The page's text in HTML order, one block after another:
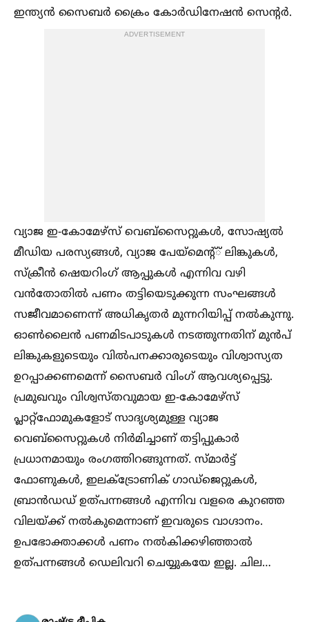
ഇന്ത്യൻ സൈബർ ക്രൈം കോർഡിനേഷൻ സെന്‍റർ.
ADVERTISEMENT
വ്യാജ ഇ-കോമേഴ്‌സ് വെബ്‌സൈറ്റുകള്‍, സോഷ്യല്‍
മീഡിയ പരസ്യങ്ങള്‍, വ്യാജ പേയ്‌മെന്‍റ്് ലിങ്കുകള്‍,
സ്‌ക്രീൻ ഷെയറിംഗ് ആപ്പുകള്‍ എന്നിവ വഴി
വൻതോതില്‍ പണം തട്ടിയെടുക്കുന്ന സംഘങ്ങള്‍
സജീവമാണെന്ന് അധികൃതർ മുന്നറിയിപ്പ് നല്‍കുന്നു.
ഓണ്‍ലൈൻ പണമിടപാടുകള്‍ നടത്തുന്നതിന് മുൻപ്
ലിങ്കുകളുടെയും വില്‍പനക്കാരുടെയും വിശ്വാസ്യത
ഉറപ്പാക്കണമെന്ന് സൈബർ വിംഗ് ആവശ്യപ്പെട്ടു.
പ്രമുഖവും വിശ്വസ്തവുമായ ഇ-കോമേഴ്‌സ്
പ്ലാറ്റ്‌ഫോമുകളോട് സാദൃശ്യമുള്ള വ്യാജ
വെബ്‌സൈറ്റുകള്‍ നിർമിച്ചാണ് തട്ടിപ്പുകാർ
പ്രധാനമായും രംഗത്തിറങ്ങുന്നത്. സ്മാർട്ട്
ഫോണുകള്‍, ഇലക്‌ട്രോണിക് ഗാഡ്‌ജെറ്റുകള്‍,
ബ്രാൻഡഡ് ഉത്പന്നങ്ങള്‍ എന്നിവ വളരെ കുറഞ്ഞ
വിലയ്ക്ക് നല്‍കുമെന്നാണ് ഇവരുടെ വാഗ്ദാനം.
ഉപഭോക്താക്കള്‍ പണം നല്‍കിക്കഴിഞ്ഞാല്‍
ഉത്പന്നങ്ങള്‍ ഡെലിവറി ചെയ്യുകയേ ഇല്ല. ചില…